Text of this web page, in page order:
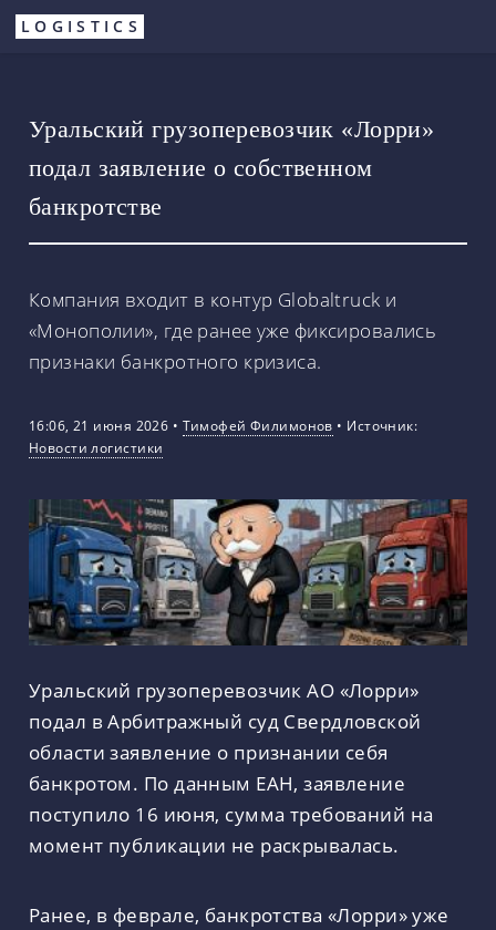
Перейти
LOGISTICS
Уральский грузоперевозчик «Лорри»
подал заявление о собственном
банкротстве
Компания входит в контур Globaltruck и
«Монополии», где ранее уже фиксировались
признаки банкротного кризиса.
16:06, 21 июня 2026 • Тимофей Филимонов • Источник:
Новости логистики
Уральский грузоперевозчик АО «Лорри»
подал в Арбитражный суд Свердловской
области заявление о признании себя
банкротом. По данным ЕАН, заявление
поступило 16 июня, сумма требований на
момент публикации не раскрывалась.
Ранее, в феврале, банкротства «Лорри» уже